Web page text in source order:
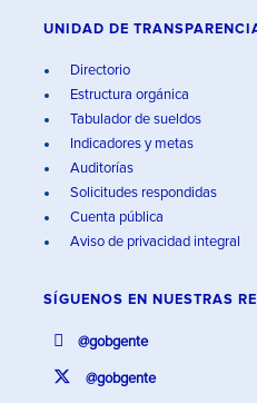
UNIDAD DE
Directorio
Estructura orgánica
Tabulador de sueldos
Indicadores y metas
Auditorías
Solicitudes respondidas
Cuenta pública
Aviso de privacidad integral
SÍGUENOS EN NUESTRAS
@gobgente
@gobgente